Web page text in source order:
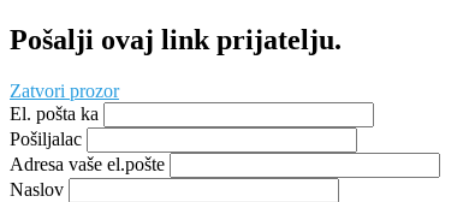
Pošalji ovaj link prijatelju.
Zatvori prozor
El. pošta ka
Pošiljalac
Adresa vaše el.pošte
Naslov